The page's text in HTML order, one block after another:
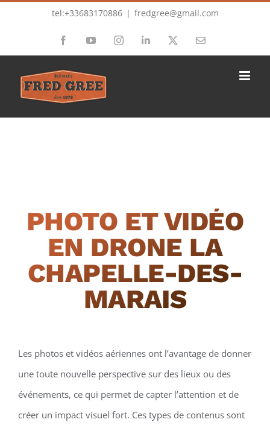
tel:+33683170886 | fredgree@gmail.com
FacebookYouTubeInstagramLinkedIn Email
PHOTO ET VIDÉO
EN DRONE LA
CHAPELLE-DES-
MARAIS
Les photos et vidéos aériennes ont l’avantage de donner
une toute nouvelle perspective sur des lieux ou des
événements, ce qui permet de capter l’attention et de
créer un impact visuel fort. Ces types de contenus sont